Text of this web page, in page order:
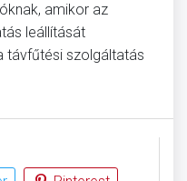
amikor az
leállítását
távfűtési szolgáltatás